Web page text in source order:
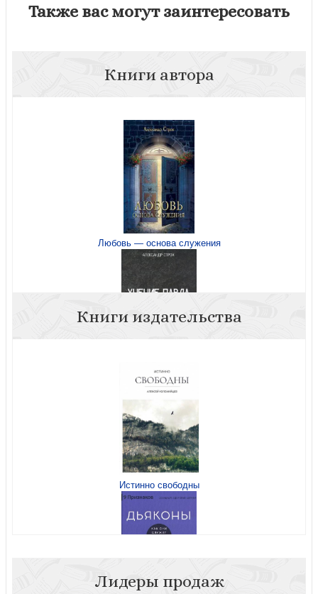
Также вас могут заинтересовать
Книги автора
Любовь — основа служения
Учение Павла о дьяконах. Помощь пресвитерам в
заботе о церкви Божьей (твердый пер-т, 2026)
Деяния 20. Идут лютые волки: берегите стадо
Книги издательства
Истинно свободны
Лидеры продаж